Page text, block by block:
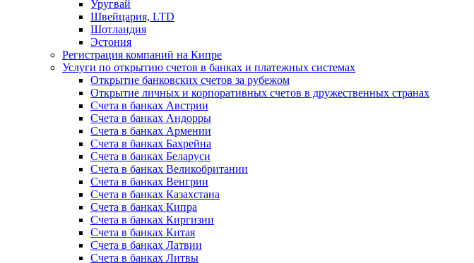
Уругвай
Швейцария, LTD
Шотландия
Эстония
Регистрация компаний на Кипре
Услуги по открытию счетов в банках и платежных системах
Открытие банковских счетов за рубежом
Открытие личных и корпоративных счетов в дружественных странах
Счета в банках Австрии
Счета в банках Андорры
Счета в банках Армении
Счета в банках Бахрейна
Счета в банках Беларуси
Счета в банках Великобритании
Счета в банках Венгрии
Счета в банках Казахстана
Счета в банках Кипра
Счета в банках Киргизии
Счета в банках Китая
Счета в банках Латвии
Счета в банках Литвы